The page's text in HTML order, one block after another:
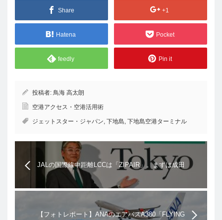
Share +1
Hatena Pocket
feedly Pin it
投稿者: 鳥海 高太朗
空港アクセス・空港活用術
ジェットスター・ジャパン, 下地島, 下地島空港ターミナル
JALの国際線中距離LCCは「ZIPAIR」。まずは成田
からバンコクとソウルへ2020年夏ダイヤで就航へ
【フォトレポート】ANAのエアバスA380「FLYING